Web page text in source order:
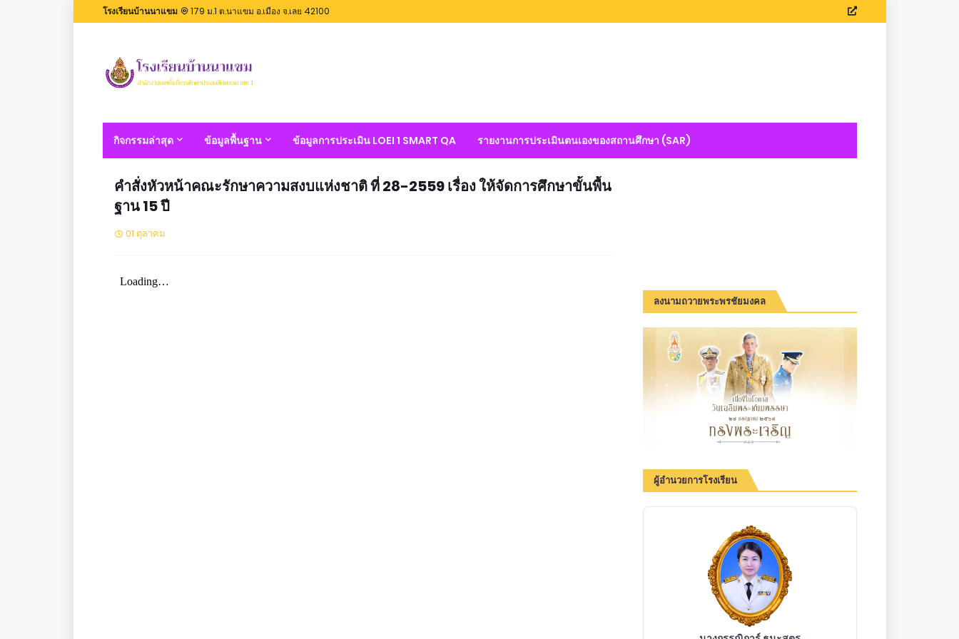
โรงเรียนบ้านนาแขม 179 ม.1 ต.นาแขม อ.เมือง จ.เลย 42100
กิจกรรมล่าสุด ข้อมูลพื้นฐาน ข้อมูลการประเมิน LOEI 1 SMART QA รายงานการประเมินตนเองของสถานศึกษา (SAR)
คำสั่งหัวหน้าคณะรักษาความสงบแห่งชาติ ที่ 28-2559 เรื่อง ให้จัดการศึกษาขั้นพื้น
ฐาน 15 ปี
01 ตุลาคม
ลงนามถวายพระพรชัยมงคล
ผู้อำนวยการโรงเรียน